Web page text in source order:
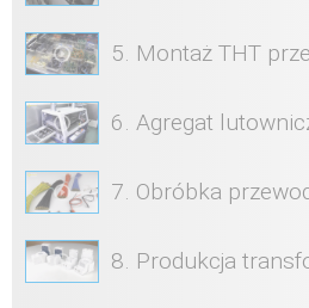
5. Montaż THT
6. Agregat
7. Obróbka
8. Produkcja